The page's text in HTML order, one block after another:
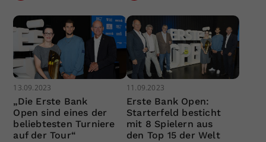
13.09.2023
„Die Erste Bank
Open sind eines der
beliebtesten Turniere
auf der Tour“
11.09.2023
Erste Bank Open:
Starterfeld besticht
mit 8 Spielern aus
den Top 15 der Welt